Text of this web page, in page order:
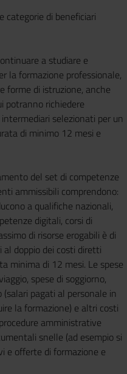
di beneficiari
a studiare e
la formazione professionale,
forme di istruzione, anche
potranno richiedere
selezionati per un
di minimo 12 mesi e
del set di competenze
ammissibili comprendono:
a qualifiche nazionali,
digitali, corsi di
di risorse erogabili è di
doppio dei costi diretti
minima di 12 mesi. Le spese
spese di soggiorno,
(salari pagati al personale in
la formazione) e altri costi
amministrative
snelle (ad esempio si
e offerte di formazione e